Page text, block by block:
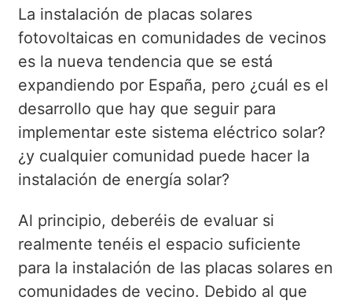
La instalación de placas solares
fotovoltaicas en comunidades de vecinos
es la nueva tendencia que se está
expandiendo por España, pero ¿cuál es el
desarrollo que hay que seguir para
implementar este sistema eléctrico solar?
¿y cualquier comunidad puede hacer la
instalación de energía solar?
Al principio, deberéis de evaluar si
realmente tenéis el espacio suficiente
para la instalación de las placas solares en
comunidades de vecino. Debido al que